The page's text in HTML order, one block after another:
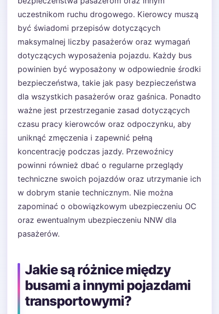
uczestnikom ruchu drogowego. Kierowcy muszą
być świadomi przepisów dotyczących
maksymalnej liczby pasażerów oraz wymagań
dotyczących wyposażenia pojazdu. Każdy bus
powinien być wyposażony w odpowiednie środki
bezpieczeństwa, takie jak pasy bezpieczeństwa
dla wszystkich pasażerów oraz gaśnica. Ponadto
ważne jest przestrzeganie zasad dotyczących
czasu pracy kierowców oraz odpoczynku, aby
uniknąć zmęczenia i zapewnić pełną
koncentrację podczas jazdy. Przewoźnicy
powinni również dbać o regularne przeglądy
techniczne swoich pojazdów oraz utrzymanie ich
w dobrym stanie technicznym. Nie można
zapominać o obowiązkowym ubezpieczeniu OC
oraz ewentualnym ubezpieczeniu NNW dla
pasażerów.
Jakie są różnice między
busami a innymi pojazdami
transportowymi?